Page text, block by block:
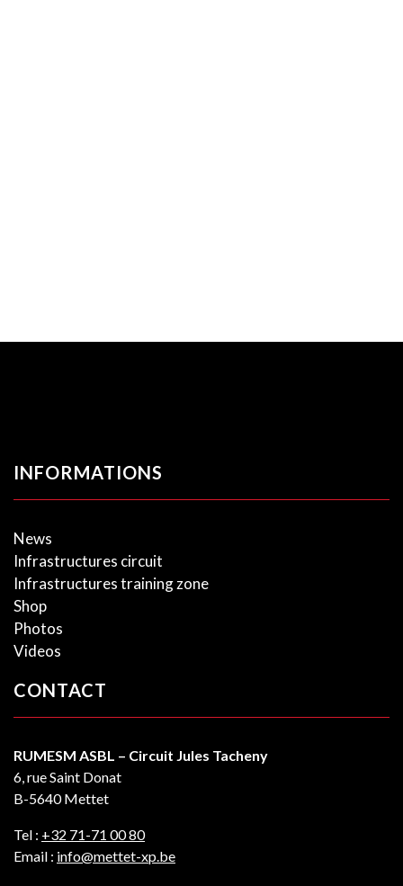
INFORMATIONS
News
Infrastructures circuit
Infrastructures training zone
Shop
Photos
Videos
CONTACT
RUMESM ASBL – Circuit Jules Tacheny
6, rue Saint Donat
B-5640 Mettet
Tel : +32 71-71 00 80
Email : info@mettet-xp.be